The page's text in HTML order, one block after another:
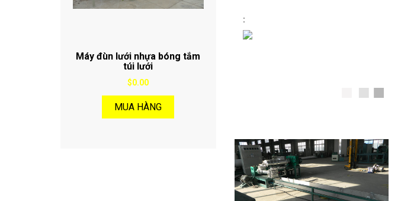
:
​
Máy đùn lưới nhựa bóng tắm
túi lưới
$0.00
MUA HÀNG